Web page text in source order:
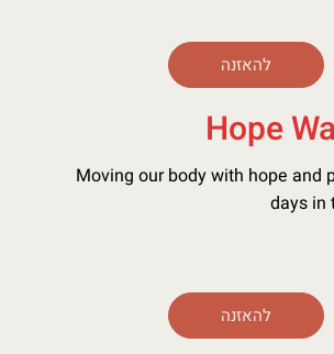
להאזנה
Hope
Moving our body with hope and
days in
להאזנה